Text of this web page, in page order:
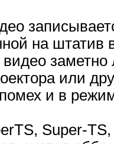
на штатив
видео
или
и в
Super-